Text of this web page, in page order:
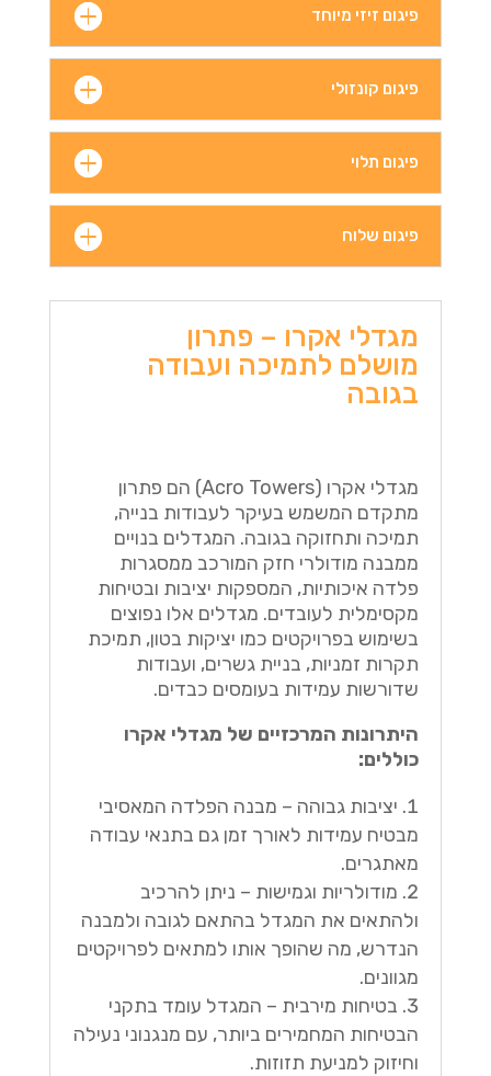
פיגום זיזי מיוחד
פיגום קונזולי
פיגום תלוי
פיגום שלוח
מגדלי אקרו – פתרון
מושלם לתמיכה ועבודה
בגובה
מגדלי אקרו (Acro Towers) הם פתרון
מתקדם המשמש בעיקר לעבודות בנייה,
תמיכה ותחזוקה בגובה. המגדלים בנויים
ממבנה מודולרי חזק המורכב ממסגרות
פלדה איכותיות, המספקות יציבות ובטיחות
מקסימלית לעובדים. מגדלים אלו נפוצים
בשימוש בפרויקטים כמו יציקות בטון, תמיכת
תקרות זמניות, בניית גשרים, ועבודות
שדורשות עמידות בעומסים כבדים.
היתרונות המרכזיים של מגדלי אקרו
כוללים:
יציבות גבוהה – מבנה הפלדה המאסיבי
מבטיח עמידות לאורך זמן גם בתנאי עבודה
מאתגרים.
מודולריות וגמישות – ניתן להרכיב
ולהתאים את המגדל בהתאם לגובה ולמבנה
הנדרש, מה שהופך אותו למתאים לפרויקטים
מגוונים.
בטיחות מירבית – המגדל עומד בתקני
הבטיחות המחמירים ביותר, עם מנגנוני נעילה
וחיזוק למניעת תזוזות.